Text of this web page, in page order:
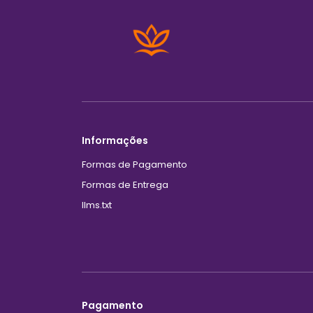
Informações
Formas de Pagamento
Formas de Entrega
llms.txt
Pagamento